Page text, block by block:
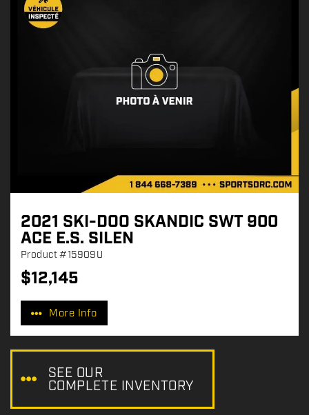
2021 SKI-DOO SKANDIC SWT 900
ACE E.S. SILEN
Product#15909U
P
r
c
$12,145
More Info
SEE OUR
COMPLETE INVENTORY